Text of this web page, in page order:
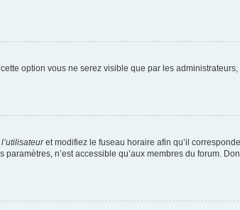
cette option vous ne serez visible que par les administrateurs,
et modifiez le fuseau horaire afin qu’il
n’est accessible qu’aux membres du forum.